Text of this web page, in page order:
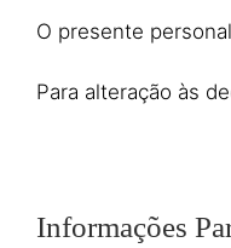
O presente
Para alteração às
Informações